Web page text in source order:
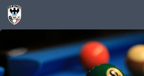
Zum Inhalt springen